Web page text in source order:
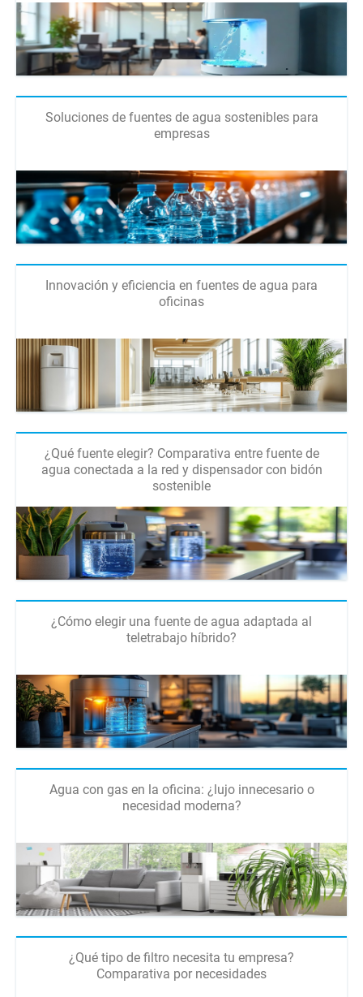
Soluciones de fuentes de agua sostenibles para
empresas
Innovación y eficiencia en fuentes de agua para
oficinas
¿Qué fuente elegir? Comparativa entre fuente de
agua conectada a la red y dispensador con bidón
sostenible
¿Cómo elegir una fuente de agua adaptada al
teletrabajo híbrido?
Agua con gas en la oficina: ¿lujo innecesario o
necesidad moderna?
¿Qué tipo de filtro necesita tu empresa?
Comparativa por necesidades